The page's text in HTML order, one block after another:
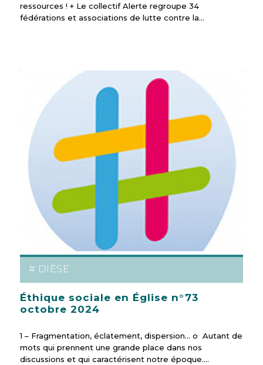
ressources ! + Le collectif Alerte regroupe 34
fédérations et associations de lutte contre la…
# DIÈSE
Éthique sociale en Église n°73
octobre 2024
1 – Fragmentation, éclatement, dispersion… o Autant de
mots qui prennent une grande place dans nos
discussions et qui caractérisent notre époque.…